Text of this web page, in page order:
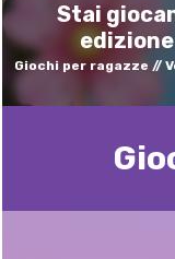
Stai
Giochi per ragazze